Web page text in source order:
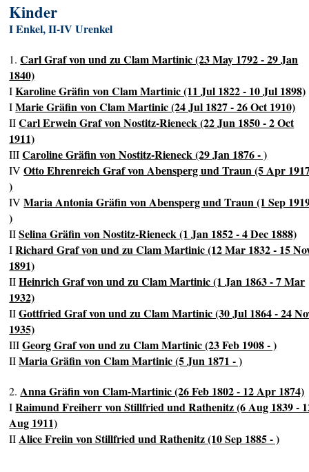
Kinder
I Enkel, II-IV Urenkel
1.Carl Graf von und zu Clam Martinic (23 May 1792 - 29 Jan
1840)
IKaroline Gräfin von Clam Martinic (11 Jul 1822 - 10 Jul 1898)
IMarie Gräfin von Clam Martinic (24 Jul 1827 - 26 Oct 1910)
IICarl Erwein Graf von Nostitz-Rieneck (22 Jun 1850 - 2 Oct
1911)
IIICaroline Gräfin von Nostitz-Rieneck (29 Jan 1876 - )
IVOtto Ehrenreich Graf von Abensperg und Traun (5 Apr
)
IVMaria Antonia Gräfin von Abensperg und Traun (1 Sep
)
IISelina Gräfin von Nostitz-Rieneck (1 Jan 1852 - 4 Dec 1888)
IRichard Graf von und zu Clam Martinic (12 Mar 1832 - 15
1891)
IIHeinrich Graf von und zu Clam Martinic (1 Jan 1863 - 7 Mar
1932)
IIGottfried Graf von und zu Clam Martinic (30 Jul 1864 - 24
1935)
IIIGeorg Graf von und zu Clam Martinic (23 Feb 1908 - )
IIMaria Gräfin von Clam Martinic (5 Jun 1871 - )
2.Anna Gräfin von Clam-Martinic (26 Feb 1802 - 12 Apr 1874)
IRaimund Freiherr von Stillfried und Rathenitz (6 Aug 1839 -
Aug 1911)
IIAlice Freiin von Stillfried und Rathenitz (10 Sep 1885 - )